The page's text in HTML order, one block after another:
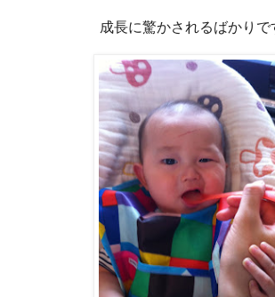
成長に驚かされるばかりで